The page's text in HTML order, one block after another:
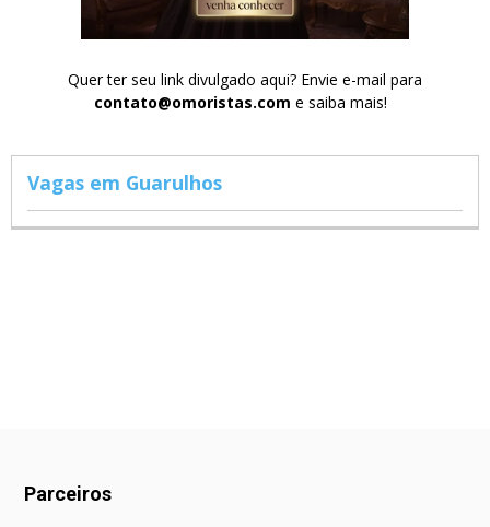
Quer ter seu link divulgado aqui? Envie e-mail para
contato@omoristas.com e saiba mais!
Vagas em Guarulhos
Parceiros